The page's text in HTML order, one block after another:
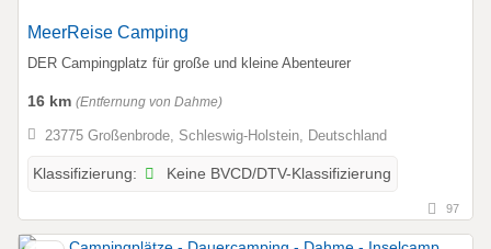
MeerReise Camping
DER Campingplatz für große und kleine Abenteurer
16 km (Entfernung von Dahme)
23775 Großenbrode, Schleswig-Holstein, Deutschland
Klassifizierung: Keine BVCD/DTV-Klassifizierung
97